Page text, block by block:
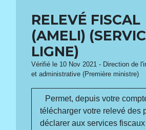
RELEVÉ FISCAL
(AMELI)
LIGNE)
Vérifié le 10 Nov 2021 - Direction de
et administrative (Première ministre)
Permet, depuis votre
télécharger votre relevé des
déclarer aux services